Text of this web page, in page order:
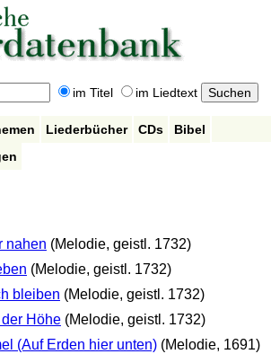
im Titel im Liedtext
Liederbücher CDs
Bibel
nahen (Melodie, geistl. 1732)
(Melodie, geistl. 1732)
bleiben (Melodie, geistl. 1732)
Höhe (Melodie, geistl. 1732)
(Auf Erden hier unten) (Melodie, 1691)